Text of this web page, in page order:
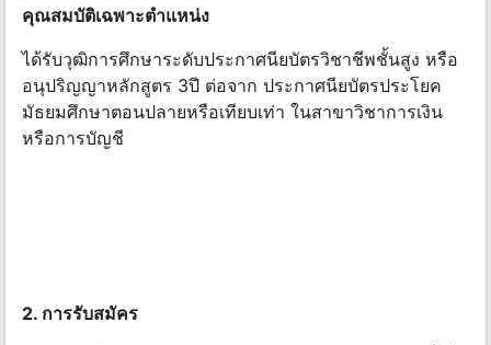
คุณสมบัติเฉพาะตําแหน่ง
ได้รับวุฒิการศึกษาระดับประกาศนียบัตรวิชาชีพชั้นสูง หรือ
อนุปริญญาหลักสูตร 3ปี ต่อจาก ประกาศนียบัตรประโยค
มัธยมศึกษาตอนปลายหรือเทียบเท่า ในสาขาวิชาการเงิน
หรือการบัญชี
2. การรับสมัคร